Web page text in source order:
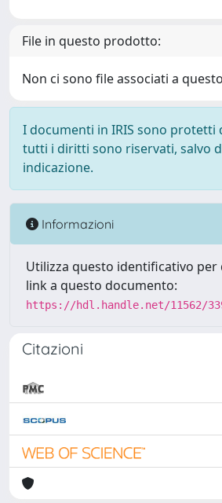
File in questo prodotto:
Non ci sono file associati a
I documenti in IRIS sono protetti
tutti i diritti sono riservati, salvo
indicazione.
Informazioni
Utilizza questo identificativo per
link a questo documento:
https://hdl.handle.net/11562/
Citazioni